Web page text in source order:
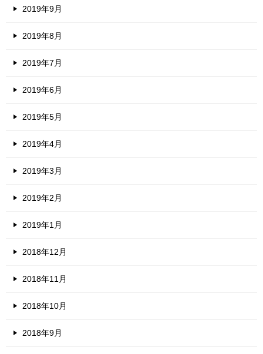
2019年9月
2019年8月
2019年7月
2019年6月
2019年5月
2019年4月
2019年3月
2019年2月
2019年1月
2018年12月
2018年11月
2018年10月
2018年9月